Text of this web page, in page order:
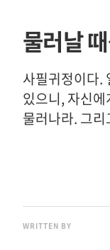
물러날
사필귀정이다.
있으니, 자신
물러나라. 그
WRITTEN BY